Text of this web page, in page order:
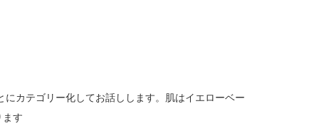
カテゴリー化してお話しします。肌はイエローベー
ます